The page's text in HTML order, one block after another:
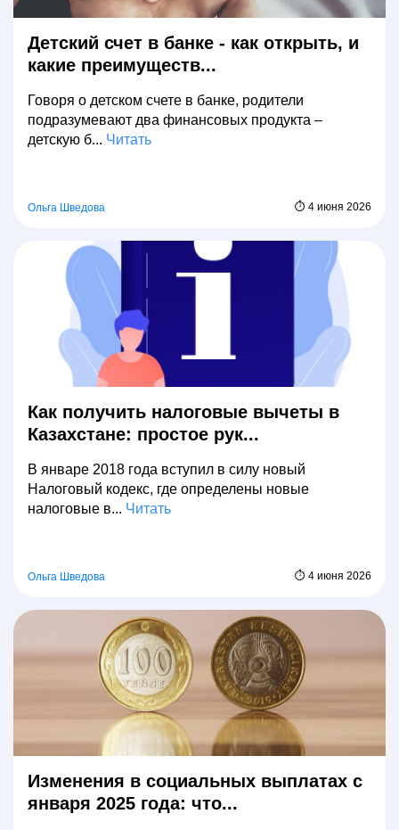
Детский счет в банке - как открыть, и
какие преимуществ...
Говоря о детском счете в банке, родители
подразумевают два финансовых продукта –
детскую б... Читать
Ольга Шведова ⏱ 4 июня 2026
Как получить налоговые вычеты в
Казахстане: простое рук...
В январе 2018 года вступил в силу новый
Налоговый кодекс, где определены новые
налоговые в... Читать
Ольга Шведова ⏱ 4 июня 2026
Изменения в социальных выплатах с
января 2025 года: что...